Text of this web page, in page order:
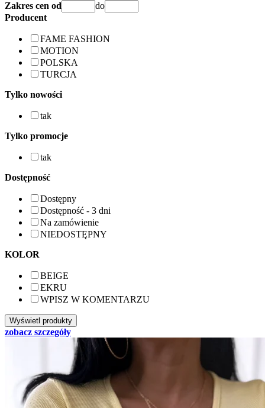
Zakres cen od
do
Producent
FAME FASHION
MOTION
POLSKA
TURCJA
Tylko nowości
tak
Tylko promocje
tak
Dostępność
Dostępny
Dostępność - 3 dni
Na zamówienie
NIEDOSTĘPNY
KOLOR
BEIGE
EKRU
WPISZ W KOMENTARZU
zobacz szczegóły